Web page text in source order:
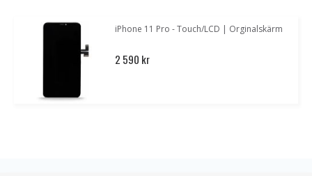
iPhone 11 Pro - Touch/LCD | Orginalskärm
2 590 kr